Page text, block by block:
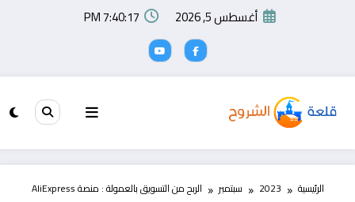
أغسطس 5, 2026 7:40:18 PM
الرئيسية 2023 سبتمبر الربح من التسويق بالعمولة : منصة AliExpress